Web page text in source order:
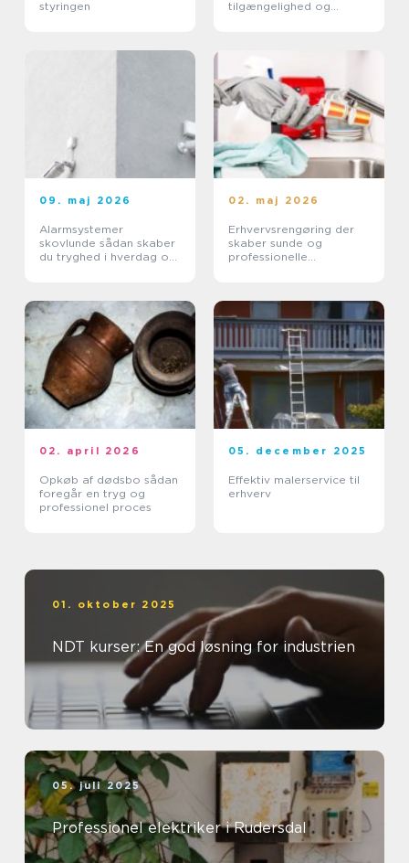
styringen
tilgængelighed og
09. maj 2026
Alarmsystemer
skovlunde sådan skaber
du tryghed i hverdag og
02. maj 2026
Erhvervsrengøring der
skaber sunde og
professionelle
02. april 2026
Opkøb af dødsbo sådan
foregår en tryg og
professionel proces
05. december 2025
Effektiv malerservice til
erhverv
01. oktober 2025
NDT kurser: En god løsning for industrien
05. juli 2025
Professionel elektriker i Rudersdal